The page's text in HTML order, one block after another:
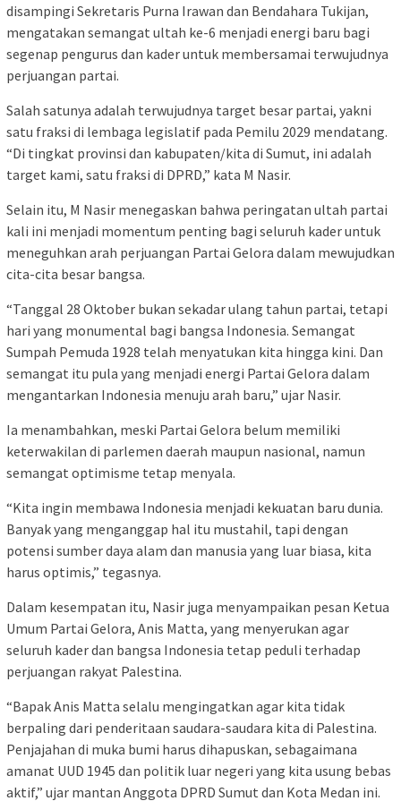
disampingi Sekretaris Purna Irawan dan Bendahara Tukijan,
mengatakan semangat ultah ke-6 menjadi energi baru bagi
segenap pengurus dan kader untuk membersamai terwujudnya
perjuangan partai.
Salah satunya adalah terwujudnya target besar partai, yakni
satu fraksi di lembaga legislatif pada Pemilu 2029 mendatang.
“Di tingkat provinsi dan kabupaten/kita di Sumut, ini adalah
target kami, satu fraksi di DPRD,” kata M Nasir.
Selain itu, M Nasir menegaskan bahwa peringatan ultah partai
kali ini menjadi momentum penting bagi seluruh kader untuk
meneguhkan arah perjuangan Partai Gelora dalam mewujudkan
cita-cita besar bangsa.
“Tanggal 28 Oktober bukan sekadar ulang tahun partai, tetapi
hari yang monumental bagi bangsa Indonesia. Semangat
Sumpah Pemuda 1928 telah menyatukan kita hingga kini. Dan
semangat itu pula yang menjadi energi Partai Gelora dalam
mengantarkan Indonesia menuju arah baru,” ujar Nasir.
Ia menambahkan, meski Partai Gelora belum memiliki
keterwakilan di parlemen daerah maupun nasional, namun
semangat optimisme tetap menyala.
“Kita ingin membawa Indonesia menjadi kekuatan baru dunia.
Banyak yang menganggap hal itu mustahil, tapi dengan
potensi sumber daya alam dan manusia yang luar biasa, kita
harus optimis,” tegasnya.
Dalam kesempatan itu, Nasir juga menyampaikan pesan Ketua
Umum Partai Gelora, Anis Matta, yang menyerukan agar
seluruh kader dan bangsa Indonesia tetap peduli terhadap
perjuangan rakyat Palestina.
“Bapak Anis Matta selalu mengingatkan agar kita tidak
berpaling dari penderitaan saudara-saudara kita di Palestina.
Penjajahan di muka bumi harus dihapuskan, sebagaimana
amanat UUD 1945 dan politik luar negeri yang kita usung bebas
aktif,” ujar mantan Anggota DPRD Sumut dan Kota Medan ini.